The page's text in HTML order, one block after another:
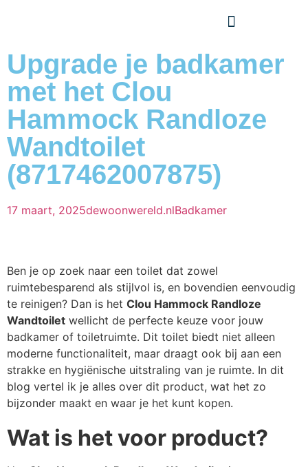
Upgrade je badkamer
met het Clou
Hammock Randloze
Wandtoilet
(8717462007875)
17 maart, 2025dewoonwereld.nlBadkamer
Ben je op zoek naar een toilet dat zowel
ruimtebesparend als stijlvol is, en bovendien eenvoudig
te reinigen? Dan is het Clou Hammock Randloze
Wandtoilet wellicht de perfecte keuze voor jouw
badkamer of toiletruimte. Dit toilet biedt niet alleen
moderne functionaliteit, maar draagt ook bij aan een
strakke en hygiënische uitstraling van je ruimte. In dit
blog vertel ik je alles over dit product, wat het zo
bijzonder maakt en waar je het kunt kopen.
Wat is het voor product?